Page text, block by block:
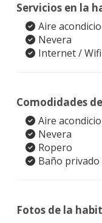
Servicios en la
Aire
Nevera
Internet / Wifi
Comodidades
Aire
Nevera
Ropero
Baño privado
Fotos de la